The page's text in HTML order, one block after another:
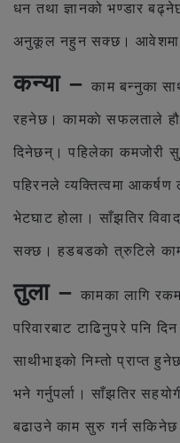
धन तथा ज्ञानको भण्डार
अनुकूल नहुन सक्छ। आवेशमा
कन्या –काम बन्नुका
रहनेछ। कामकाे सफलताले
दिनेछन्। पहिलेका कमजोरी
पहिरनले व्यक्तित्वमा
भेटघाट होला। साँझतिर
सक्छ। हडबडको त्रुटिले काम
तुला –कामका लागि
परिवारबाट टाढिनुपरे पनि
साथीभाइको निम्तो प्राप्त
भने गर्नुपर्ला। साँझतिर
बढाउने काम सुरु गर्न